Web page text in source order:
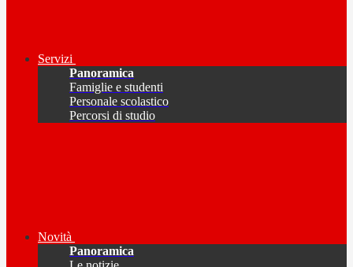
Servizi
Panoramica
Famiglie e studenti
Personale scolastico
Percorsi di studio
Novità
Panoramica